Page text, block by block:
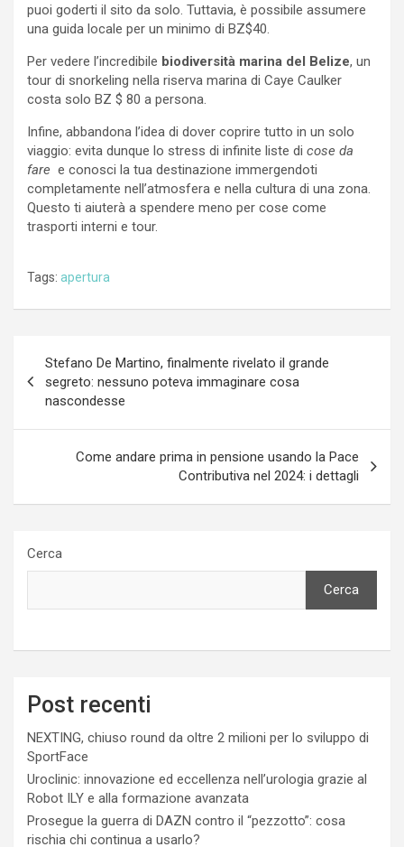
puoi goderti il ​​sito da solo. Tuttavia, è possibile assumere
una guida locale per un minimo di BZ$40.
Per vedere l’incredibile biodiversità marina del Belize, un
tour di snorkeling nella riserva marina di Caye Caulker
costa solo BZ $ 80 a persona.
Infine, abbandona l’idea di dover coprire tutto in un solo
viaggio: evita dunque lo stress di infinite liste di cose da
fare e conosci la tua destinazione immergendoti
completamente nell’atmosfera e nella cultura di una zona.
Questo ti aiuterà a spendere meno per cose come
trasporti interni e tour.
Tags: apertura
articoli
Stefano De Martino, finalmente rivelato il grande
segreto: nessuno poteva immaginare cosa
nascondesse
Come andare prima in pensione usando la Pace
Contributiva nel 2024: i dettagli
Cerca
Cerca
Post recenti
NEXTING, chiuso round da oltre 2 milioni per lo sviluppo di
SportFace
Uroclinic: innovazione ed eccellenza nell’urologia grazie al
Robot ILY e alla formazione avanzata
Prosegue la guerra di DAZN contro il “pezzotto”: cosa
rischia chi continua a usarlo?